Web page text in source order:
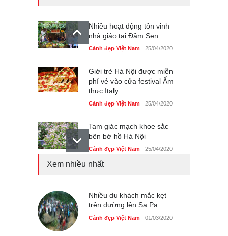
Nhiều hoạt động tôn vinh
nhà giáo tại Đầm Sen
Cảnh đẹp Việt Nam 25/04/2020
Giới trẻ Hà Nội được miễn
phí vé vào cửa festival Ẩm
thực Italy
Cảnh đẹp Việt Nam 25/04/2020
Tam giác mạch khoe sắc
bên bờ hồ Hà Nội
Cảnh đẹp Việt Nam 25/04/2020
Cảnh đẹp Việt Nam 24/04/2020
Những món ăn đồng quê
Xem nhiều nhất
Nhiều du khách mắc kẹt
trên đường lên Sa Pa
Cảnh đẹp Việt Nam 01/03/2020